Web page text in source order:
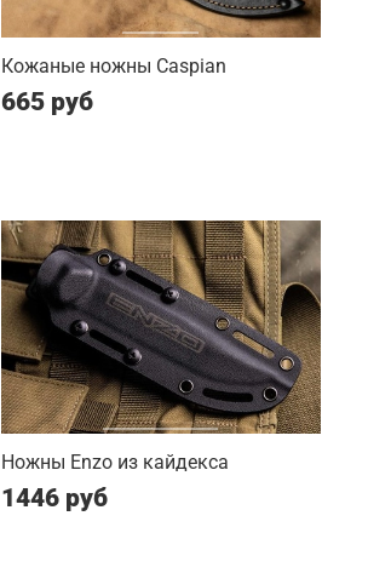
Кожаные ножны Caspian
665 руб
Ножны Enzo из кайдекса
1446 руб